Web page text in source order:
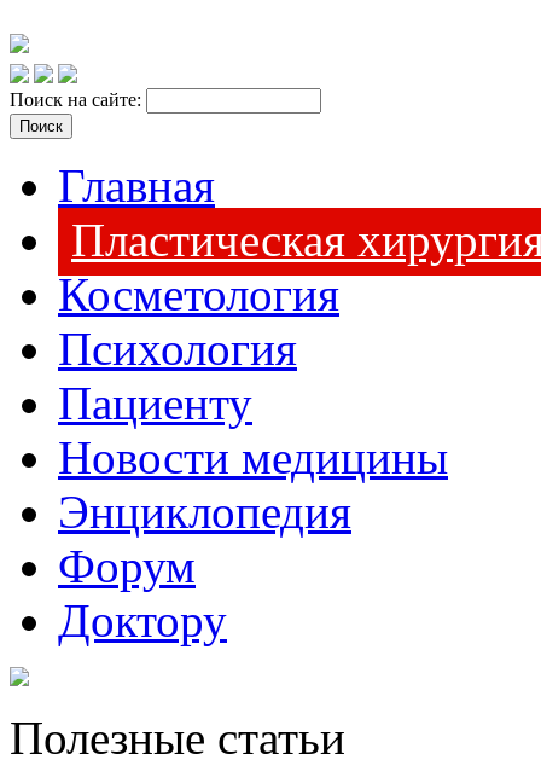
Поиск на сайте:
Главная
Пластическая
Косметология
Психология
Пациенту
Новости медицины
Энциклопедия
Форум
Доктору
Полезные статьи